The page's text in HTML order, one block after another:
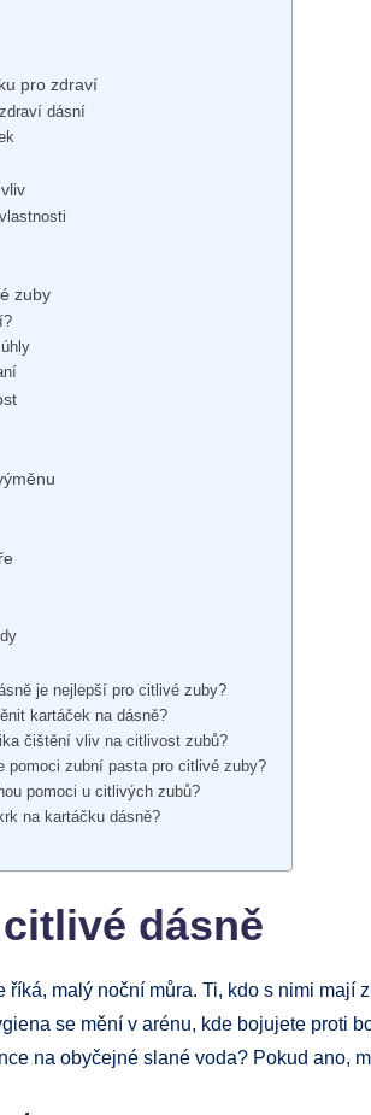
pro zdraví
dásní
zuby
je nejlepší pro citlivé zuby?
kartáček na dásně?
čištění vliv na citlivost zubů?
pomoci zubní pasta pro citlivé zuby?
pomoci u citlivých zubů?
na kartáčku dásně?
dásně
říká, malý noční můra. Ti, kdo s nimi mají
se mění v arénu, kde bojujete proti
na obyčejné slané voda? Pokud ano,